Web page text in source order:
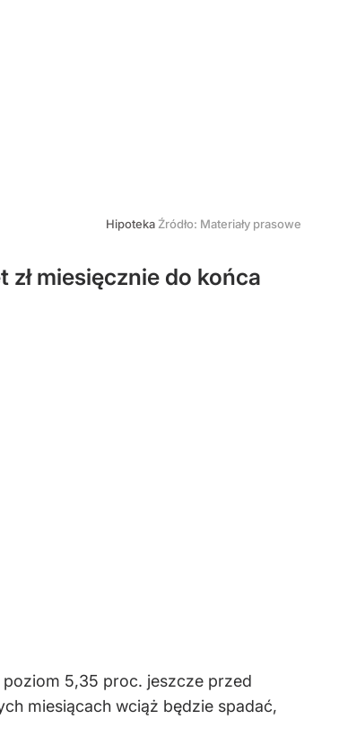
Hipoteka Źródło: Materiały prasowe
miesięcznie do końca
poziom 5,35 proc. jeszcze przed
miesiącach wciąż będzie spadać,